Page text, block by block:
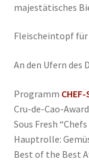
majestätisches
Fleischeintopf
An den Ufern des
Programm CHEF-
Cru-de-Cao-
Sous Fresh
Hauptrolle:
Best of the Best